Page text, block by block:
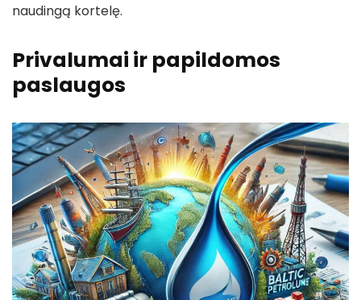
naudingą kortelę.
Privalumai ir papildomos
paslaugos